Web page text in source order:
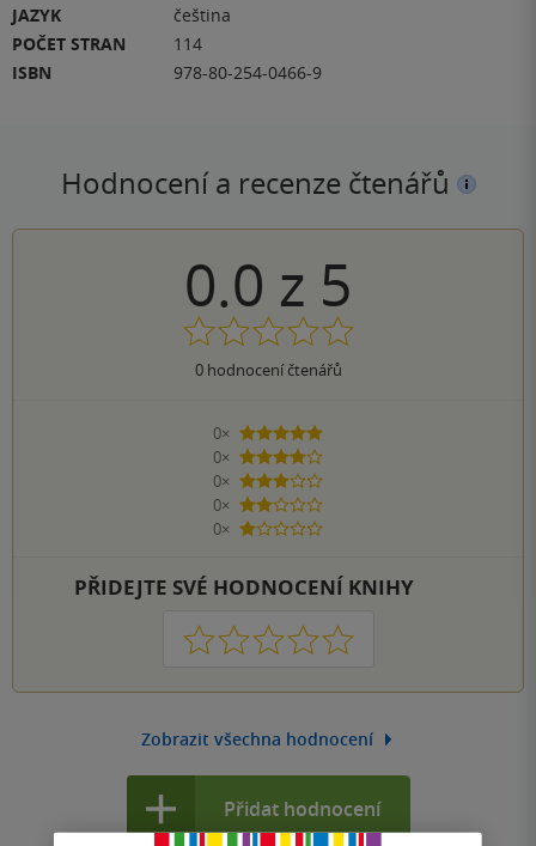
JAZYK
čeština
POČET STRAN
114
ISBN
978-80-254-0466-9
Hodnocení a recenze čtenářů
0.0 z 5
0hodnocení čtenářů
0×
5 hvězdiček
0×
4 hvězdičky
0×
3 hvězdičky
0×
2 hvězdičky
0×
1 hvezdička
PŘIDEJTE SVÉ HODNOCENÍ KNIHY
1 2 3 4 5
Zobrazit všechna hodnocení
Přidat hodnocení